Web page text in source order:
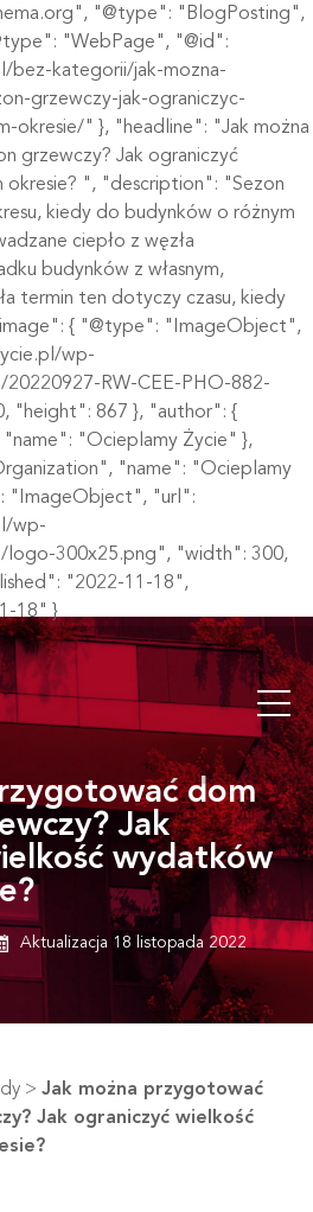
"@type": "BlogPosting",
"WebPage", "@id":
bez-kategorii/jak-mozna-
grzewczy-jak-ograniczyc-
okresie/" }, "headline": "Jak można
grzewczy? Jak ograniczyć
", "description": "Sezon
kiedy do budynków o różnym
ciepło z węzła
budynków z własnym,
termin ten dotyczy czasu, kiedy
{ "@type": "ImageObject",
wp-
RW-CEE-PHO-882-
"height": 867 }, "author": {
"Ocieplamy Życie" },
"name": "Ocieplamy
"ImageObject", "url":
wp-
logo-300x25.png", "width": 300,
"2022-11-18",
18" }
dom
Jak
wydatków
Aktualizacja 18 listopada 2022
> Jak można przygotować
Jak ograniczyć wielkość